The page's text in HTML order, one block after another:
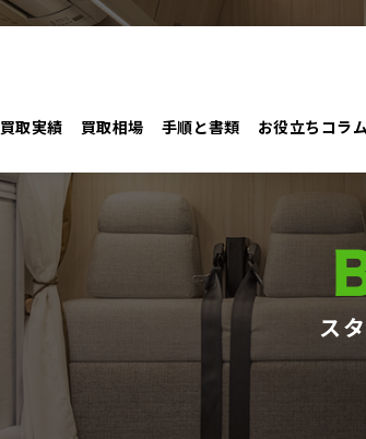
買取実績 買取相場 手順と書類 お役立ちコラム
ス